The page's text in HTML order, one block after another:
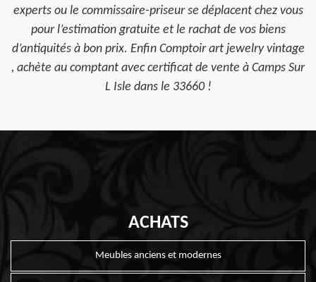
experts ou le commissaire-priseur se déplacent chez vous
pour l’estimation gratuite et le rachat de vos biens
d’antiquités à bon prix. Enfin Comptoir art jewelry vintage
, achète au comptant avec certificat de vente à Camps Sur
L Isle dans le 33660 !
ACHATS
Meubles anciens et modernes